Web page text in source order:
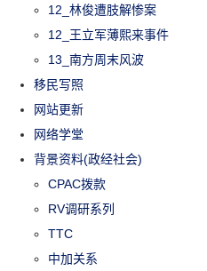
12_林俊遭肢解惨案
12_王立军薄熙来事件
13_南方周末风波
移民写照
网站更新
网络学堂
背景资料(政经社会)
CPAC拨款
RV调研系列
TTC
中加关系